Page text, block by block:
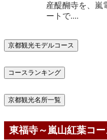
産醍醐寺を、嵐
ートで....
京都観光モデルコース
コースランキング
京都観光名所一覧
東福寺～嵐山紅葉コ